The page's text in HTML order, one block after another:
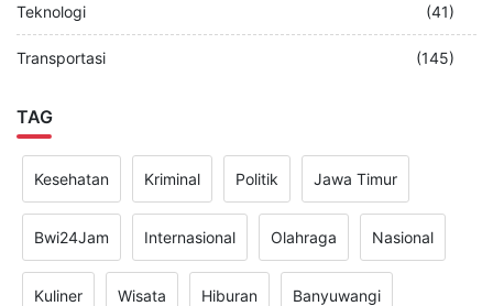
Teknologi (41)
Transportasi (145)
TAG
Kesehatan Kriminal Politik Jawa Timur
Bwi24Jam Internasional Olahraga Nasional
Kuliner Wisata Hiburan Banyuwangi